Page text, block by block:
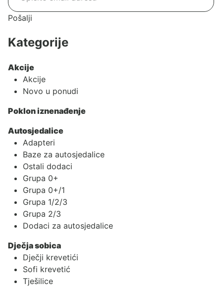
Pošalji
Kategorije
Akcije
Akcije
Novo u ponudi
Poklon iznenađenje
Autosjedalice
Adapteri
Baze za autosjedalice
Ostali dodaci
Grupa 0+
Grupa 0+/1
Grupa 1/2/3
Grupa 2/3
Dodaci za autosjedalice
Dječja sobica
Dječji krevetići
Sofi krevetić
Tješilice